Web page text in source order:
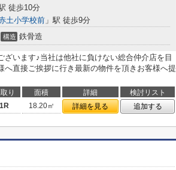
徒歩10分
土小学校前 」駅 徒歩9分
構造 鉄骨造
ざいます♪当社は他社に負けない総合仲介店を目
へ直接ご挨拶に行き最新の物件を頂きお客様へ提
り 面積 詳細
検討リスト
1R 18.20㎡ 詳細を見る 追加する